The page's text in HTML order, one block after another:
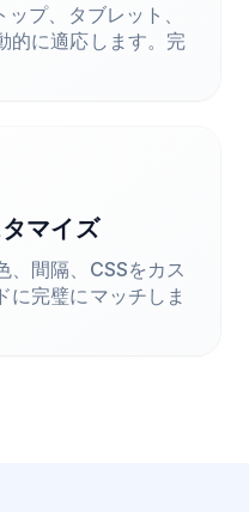
プ、タブレット、
的に適応します。完
マイズ
、間隔、CSSをカス
に完璧にマッチしま